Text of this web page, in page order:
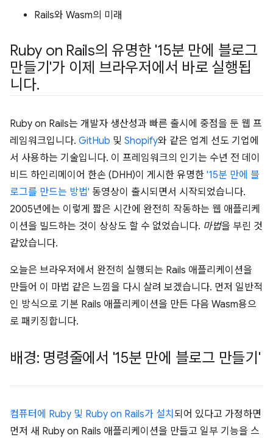
Rails와 Wasm의 미래
Ruby on Rails의 유명한 '15분 만에 블로그
만들기'가 이제 브라우저에서 바로 실행됩
니다.
Ruby on Rails는 개발자 생산성과 빠른 출시에 중점을 둔 웹 프
레임워크입니다. GitHub 및 Shopify와 같은 업계 선도 기업에
서 사용하는 기술입니다. 이 프레임워크의 인기는 수년 전 데이
비드 하인리메이어 한손 (DHH)이 게시한 유명한 '15분 만에 블
로그를 만드는 방법' 동영상이 출시되면서 시작되었습니다.
2005년에는 이렇게 짧은 시간에 완전히 작동하는 웹 애플리케
이션을 빌드하는 것이 상상도 할 수 없었습니다. 마법을 부린 것
같았습니다.
오늘은 브라우저에서 완전히 실행되는 Rails 애플리케이션을
만들어 이 마법 같은 느낌을 다시 살려 보겠습니다. 먼저 일반적
인 방식으로 기본 Rails 애플리케이션을 만든 다음 Wasm용으
로 패키징합니다.
배경: 명령줄에서 '15분 만에 블로그 만들기'
컴퓨터에 Ruby 및 Ruby on Rails가 설치 되어 있다고 가정하면
먼저 새 Ruby on Rails 애플리케이션을 만들고 일부 기능을 스